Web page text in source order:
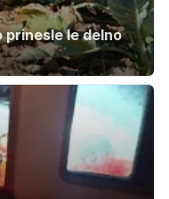
prinesle le delno